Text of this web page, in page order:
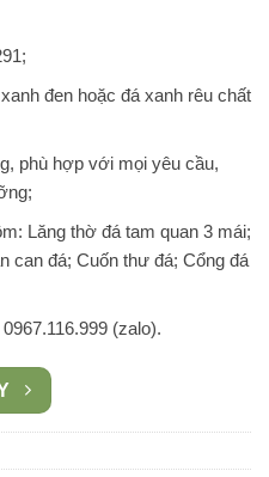
đen hoặc đá xanh rêu chất
phù hợp với mọi yêu cầu,
Lăng thờ đá tam quan 3 mái;
can đá; Cuốn thư đá; Cổng đá
(zalo).